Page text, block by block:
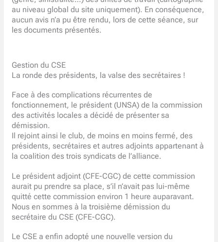
au niveau global du site uniquement). En conséquence,
aucun avis n’a pu être rendu, lors de cette séance, sur
les documents présentés.
Gestion du CSE
La ronde des présidents, la valse des secrétaires !
Face à des complications récurrentes de
fonctionnement, le président (UNSA) de la commission
des activités locales a décidé de présenter sa
démission.
Il rejoint ainsi le club, de moins en moins fermé, des
présidents, secrétaires et autres adjoints appartenant à
la coalition des trois syndicats de l’alliance.
Le président adjoint (CFE-CGC) de cette commission
aurait pu prendre sa place, s’il n’avait pas lui-même
quitté cette commission environ 1 heure auparavant.
Nous en sommes à la troisième démission du
secrétaire du CSE (CFE-CGC).
Le CSE a enfin adopté une nouvelle version du